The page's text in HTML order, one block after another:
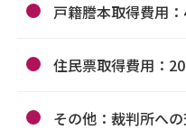
戸籍謄本取得費用
住民票取得費用：
その他：裁判所へ